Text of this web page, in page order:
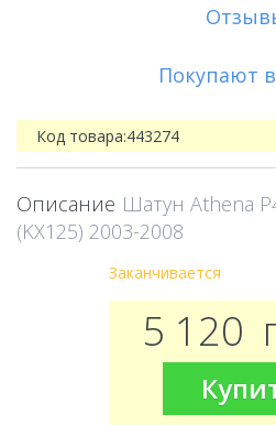
Покупают
Код товара:443274
Описание Шатун Athena
(KX125) 2003-2008
Заканчивается
5 120